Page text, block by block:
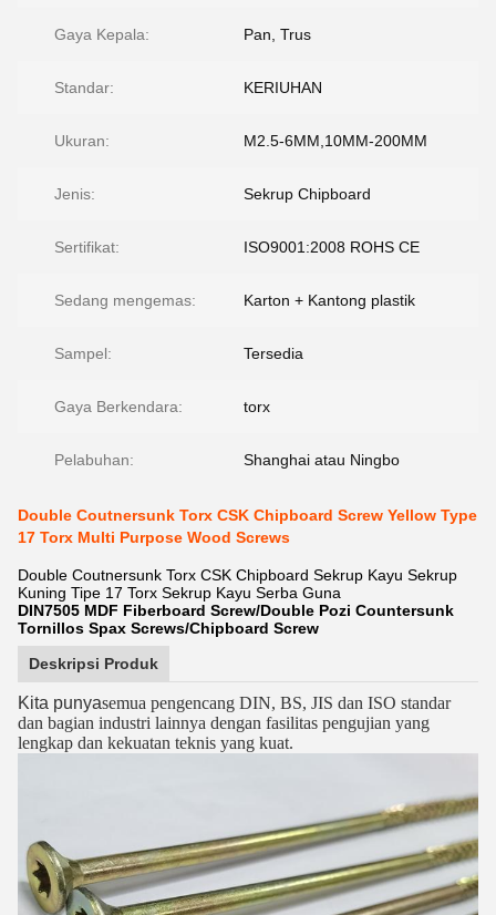
Gaya Kepala: Pan, Trus
Standar: KERIUHAN
Ukuran: M2.5-6MM,10MM-200MM
Jenis: Sekrup Chipboard
Sertifikat: ISO9001:2008 ROHS CE
Sedang mengemas: Karton + Kantong plastik
Sampel: Tersedia
Gaya Berkendara: torx
Pelabuhan: Shanghai atau Ningbo
Double Coutnersunk Torx CSK Chipboard Screw Yellow Type
17 Torx Multi Purpose Wood Screws
Double Coutnersunk Torx CSK Chipboard Sekrup Kayu Sekrup
Kuning Tipe 17 Torx Sekrup Kayu Serba Guna
DIN7505 MDF Fiberboard Screw/Double Pozi Countersunk
Tornillos Spax Screws/Chipboard Screw
Deskripsi Produk
Kita punyasemua pengencang DIN, BS, JIS dan ISO standar
dan bagian industri lainnya dengan fasilitas pengujian yang
lengkap dan kekuatan teknis yang kuat.